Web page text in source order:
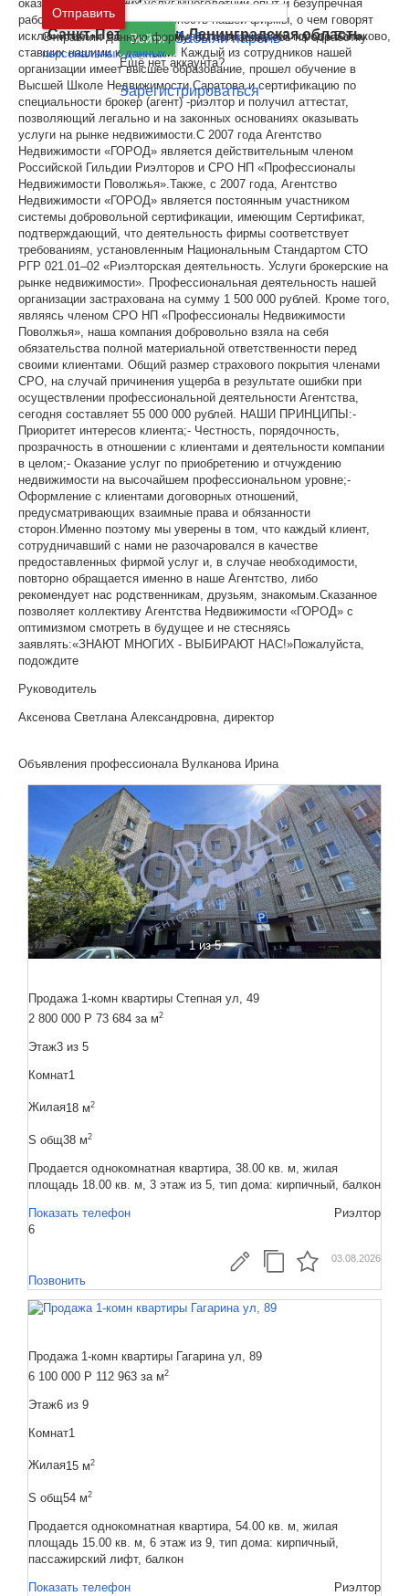
Москва и
Московская область
Санкт-Петербург иЛенинградская область
Войти Забыли пароль
Ещё нет аккаунта?
Зарегистрироваться
оказание риэлторских услуг.Многолетний опыт и безупречная
работа доказали состоятельность нашей фирмы, о чем говорят
исключительно положительные отзывы жителей города Балаково,
ставших нашими клиентами. Каждый из сотрудников нашей
организации имеет высшее образование, прошел обучение в
Высшей Школе Недвижимости Саратова и сертификацию по
специальности брокер (агент) -риэлтор и получил аттестат,
позволяющий легально и на законных основаниях оказывать
услуги на рынке недвижимости.С 2007 года Агентство
Недвижимости «ГОРОД» является действительным членом
Российской Гильдии Риэлторов и СРО НП «Профессионалы
Недвижимости Поволжья».Также, с 2007 года, Агентство
Недвижимости «ГОРОД» является постоянным участником
системы добровольной сертификации, имеющим Сертификат,
подтверждающий, что деятельность фирмы соответствует
требованиям, установленным Национальным Стандартом СТО
РГР 021.01–02 «Риэлторская деятельность. Услуги брокерские на
рынке недвижимости». Профессиональная деятельность нашей
организации застрахована на сумму 1 500 000 рублей. Кроме того,
являясь членом СРО НП «Профессионалы Недвижимости
Поволжья», наша компания добровольно взяла на себя
обязательства полной материальной ответственности перед
своими клиентами. Общий размер страхового покрытия членами
СРО, на случай причинения ущерба в результате ошибки при
осуществлении профессиональной деятельности Агентства,
сегодня составляет 55 000 000 рублей. НАШИ ПРИНЦИПЫ:-
Приоритет интересов клиента;- Честность, порядочность,
прозрачность в отношении с клиентами и деятельности компании
в целом;- Оказание услуг по приобретению и отчуждению
недвижимости на высочайшем профессиональном уровне;-
Оформление с клиентами договорных отношений,
предусматривающих взаимные права и обязанности
сторон.Именно поэтому мы уверены в том, что каждый клиент,
сотрудничавший с нами не разочаровался в качестве
предоставленных фирмой услуг и, в случае необходимости,
повторно обращается именно в наше Агентство, либо
рекомендует нас родственникам, друзьям, знакомым.Сказанное
позволяет коллективу Агентства Недвижимости «ГОРОД» с
оптимизмом смотреть в будущее и не стесняясь
заявлять:«ЗНАЮТ МНОГИХ - ВЫБИРАЮТ НАС!»Пожалуйста,
подождите
Руководитель
Аксенова Светлана Александровна, директор
Объявления профессионала Вулканова Ирина
1из 5
Продажа 1-комн квартиры Степная ул, 49
2 800 000 Р 73 684 за м2
Этаж3 из 5
Комнат1
Жилая18 м2
S общ38 м2
Продается однокомнатная квартира, 38.00 кв. м, жилая
площадь 18.00 кв. м, 3 этаж из 5, тип дома: кирпичный, балкон
Показать телефон
Риэлтор
6
03.08.2026
Позвонить
Продажа 1-комн квартиры Гагарина ул, 89
6 100 000 Р 112 963 за м2
Этаж6 из 9
Комнат1
Жилая15 м2
S общ54 м2
Продается однокомнатная квартира, 54.00 кв. м, жилая
площадь 15.00 кв. м, 6 этаж из 9, тип дома: кирпичный,
пассажирский лифт, балкон
Показать телефон
Риэлтор
Отправить
Отправляя данную форму, вы соглашаетесь на обработку
персональных данных